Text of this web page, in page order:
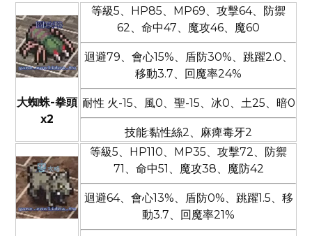
大蜘蛛-拳頭
x2
等級5、HP85、MP69、攻擊64、防禦
62、命中47、魔攻46、魔60
迴避79、會心15%、盾防30%、跳躍2.0、
移動3.7、回魔率24%
耐性 火-15、風0、聖-15、冰0、土25、暗0
技能:黏性絲2、麻痺毒牙2
等級5、HP110、MP35、攻擊72、防禦
71、命中51、魔攻38、魔防42
迴避64、會心13%、盾防0%、跳躍1.5、移
動3.7、回魔率21%